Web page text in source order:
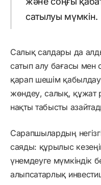
сатылуы мүмкін.
Салық салдары да
сатып алу бағасы мен
қарап шешім
жөндеу, салық, құжат
нақты табысты
Сарапшылардың
саяды: құрылыс
үнемдеуге мүмкіндік
алыпсатарлық